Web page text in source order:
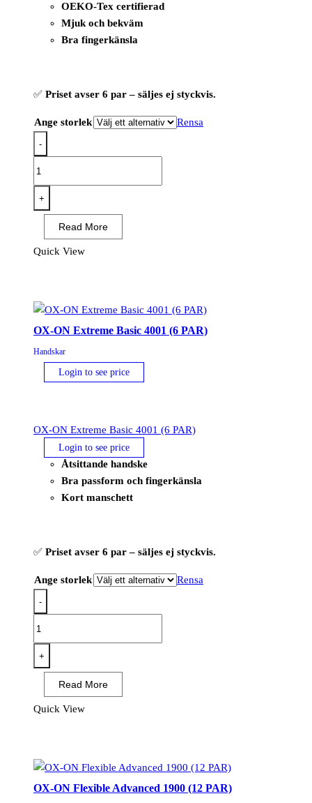
OEKO-Tex certifierad
Mjuk och bekväm
Bra fingerkänsla
✅ Priset avser 6 par – säljes ej styckvis.
Ange storlek Rensa
-
Recycle
Winter
Comfort
16303
mängd
+
Read More
Quick View
OX-ON Extreme Basic 4001 (6 PAR)
Handskar
Login to see price
OX-ON Extreme Basic 4001 (6 PAR)
Login to see price
Åtsittande handske
Bra passform och fingerkänsla
Kort manschett
✅ Priset avser 6 par – säljes ej styckvis.
Ange storlek Rensa
-
Extreme
Basic
(6
+
Read More
Quick View
OX-ON Flexible Advanced 1900 (12 PAR)